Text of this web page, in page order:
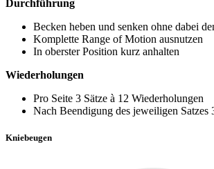
Durchführung
Becken heben und senken ohne dabei
Komplette Range of Motion ausnutzen
In oberster Position kurz anhalten
Wiederholungen
Pro Seite 3 Sätze à 12 Wiederholungen
Nach Beendigung des jeweiligen Satzes
Kniebeugen